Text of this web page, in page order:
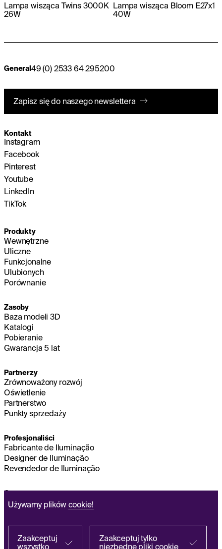
Lampa wisząca Twins 3000K
26W
Lampa wisząca Bloom E27x1
40W
Używamy plików cookie!
Zaakceptuj
wszystko
Zaakceptuj tylko
niezbędne pliki cookie
General 49 (0) 2533 64 295200
Zapisz się do naszego newslettera
Kontakt
Instagram
Facebook
Pinterest
Youtube
LinkedIn
TikTok
Produkty
Wewnętrzne
Uliczne
Funkcjonalne
Ulubionych
Porównanie
Zasoby
Baza modeli 3D
Katalogi
Pobieranie
Gwarancja 5 lat
Partnerzy
Zrównoważony rozwój
Oświetlenie
Partnerstwo
Punkty sprzedaży
Profesjonaliści
Fabricante de Iluminação
Designer de Iluminação
Revendedor de Iluminação
O nas
Zrównoważony rozwój
Q&A